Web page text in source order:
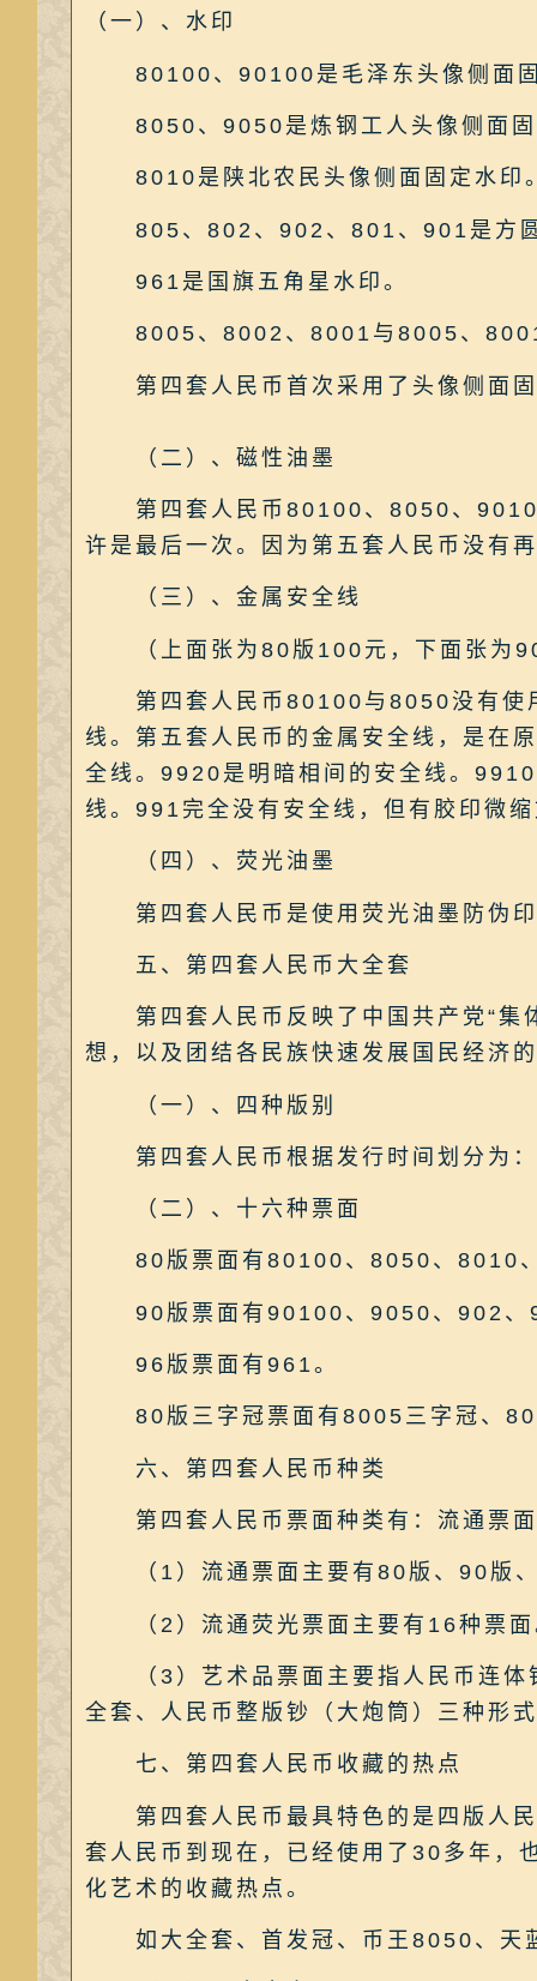
（一）、水印
80100、90100是毛泽东头像侧面
8050、9050是炼钢工人头像侧面固
8010是陕北农民头像侧面固定水印
805、802、902、801、901是方圆
961是国旗五角星水印。
8005、8002、8001与8005、8001
第四套人民币首次采用了头像侧面固
（二）、磁性油墨
第四套人民币80100、8050、90100
许是最后一次。因为第五套人民币没有
（三）、金属安全线
（上面张为80版100元，下面张为
第四套人民币80100与8050没有使
线。第五套人民币的金属安全线，是在
全线。9920是明暗相间的安全线。
线。991完全没有安全线，但有胶印微
（四）、荧光油墨
第四套人民币是使用荧光油墨防伪印
五、第四套人民币大全套
第四套人民币反映了中国共产党“集
想，以及团结各民族快速发展国民经济
（一）、四种版别
第四套人民币根据发行时间划分为
（二）、十六种票面
80版票面有80100、8050、8010、
90版票面有90100、9050、902、
96版票面有961。
80版三字冠票面有8005三字冠、
六、第四套人民币种类
第四套人民币票面种类有：流通票面
（1）流通票面主要有80版、90版、
（2）流通荧光票面主要有16种票面
（3）艺术品票面主要指人民币连体
全套、人民币整版钞（大炮筒）三种形
七、第四套人民币收藏的热点
第四套人民币最具特色的是四版人民
套人民币到现在，已经使用了30多年，
化艺术的收藏热点。
如大全套、首发冠、币王8050、天